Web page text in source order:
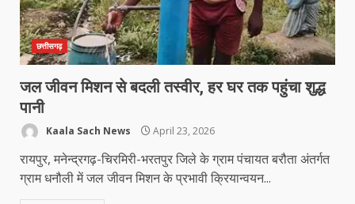
छत्तीसगढ़
जल जीवन मिशन से बदली तस्वीर, हर घर तक पहुंचा शुद्ध
पानी
Kaala Sach News April 23, 2026
रायपुर, मनेन्द्रगढ़-चिरमिरी-भरतपुर जिले के ग्राम पंचायत बरौता अंतर्गत
ग्राम धनौली में जल जीवन मिशन के प्रभावी क्रियान्वयन...